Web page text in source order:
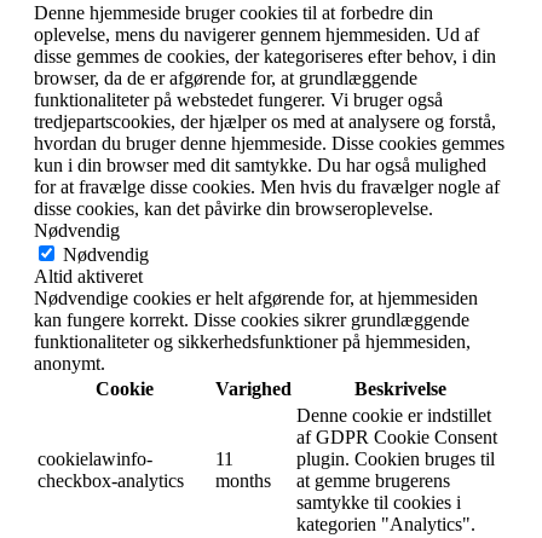
Denne hjemmeside bruger cookies til at forbedre din
oplevelse, mens du navigerer gennem hjemmesiden. Ud af
disse gemmes de cookies, der kategoriseres efter behov, i din
browser, da de er afgørende for, at grundlæggende
funktionaliteter på webstedet fungerer. Vi bruger også
tredjepartscookies, der hjælper os med at analysere og forstå,
hvordan du bruger denne hjemmeside. Disse cookies gemmes
kun i din browser med dit samtykke. Du har også mulighed
for at fravælge disse cookies. Men hvis du fravælger nogle af
disse cookies, kan det påvirke din browseroplevelse.
Nødvendig
Nødvendig
Altid aktiveret
Nødvendige cookies er helt afgørende for, at hjemmesiden
kan fungere korrekt. Disse cookies sikrer grundlæggende
funktionaliteter og sikkerhedsfunktioner på hjemmesiden,
anonymt.
Cookie
Varighed Beskrivelse
cookielawinfo-
checkbox-analytics
11
months
Denne cookie er indstillet
af GDPR Cookie Consent
plugin. Cookien bruges til
at gemme brugerens
samtykke til cookies i
kategorien "Analytics".